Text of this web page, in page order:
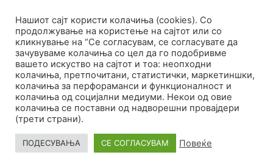
изворот и авторот со вметнување на директна интернет-врска
(линк) до оригиналната содржина на „avtoplus.mk". При
добивање на одобрување од редакцијата за превземање на
текст, може да се превземе само дел од новинарско дело
насловот, придружната фотографија (односно насловната
фотографија) и воведниот дел на текстот, познат како „лид".
Преземање содржини од „avtoplus.mk" надвор од овие услови
не е дозволено и подложи на санкционирање согласно
Законот за авторски и сродни права.
Developed by PROCESS IN. Hosted byGoHost.
Политика за приватност
Политика на колачиња
Нашиот сајт користи колачиња (cookies). Со
продолжување на користење на сајтот или со
кликнување на “Се согласувам, се согласувате да
зачувуваме колачиња со цел да го подобривме
вашето искуство на сајтот и тоа: неопходни
колачиња, претпочитани, статистички, маркетиншки,
колачиња за перфораманси и функционалност и
колачиња од социјални медиуми. Некои од овие
колачиња се поставни од надворешни провајдери
(трети страни).
ПОДЕСУВАЊА СЕ СОГЛАСУВАМ Повеќе